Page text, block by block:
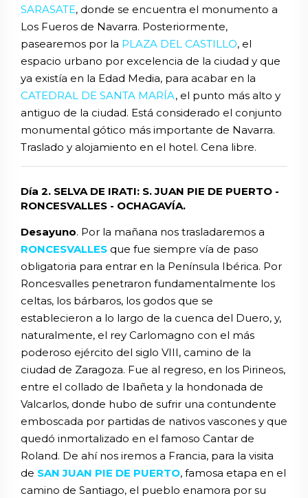
SARASATE, donde se encuentra el monumento a
Los Fueros de Navarra. Posteriormente,
pasearemos por la PLAZA DEL CASTILLO, el
espacio urbano por excelencia de la ciudad y que
ya existía en la Edad Media, para acabar en la
CATEDRAL DE SANTA MARÍA, el punto más alto y
antiguo de la ciudad. Está considerado el conjunto
monumental gótico más importante de Navarra.
Traslado y alojamiento en el hotel. Cena libre.
Día 2. SELVA DE IRATI: S. JUAN PIE DE PUERTO -
RONCESVALLES - OCHAGAVÍA.
Desayuno. Por la mañana nos trasladaremos a
RONCESVALLES que fue siempre vía de paso
obligatoria para entrar en la Península Ibérica. Por
Roncesvalles penetraron fundamentalmente los
celtas, los bárbaros, los godos que se
establecieron a lo largo de la cuenca del Duero, y,
naturalmente, el rey Carlomagno con el más
poderoso ejército del siglo VIII, camino de la
ciudad de Zaragoza. Fue al regreso, en los Pirineos,
entre el collado de Ibañeta y la hondonada de
Valcarlos, donde hubo de sufrir una contundente
emboscada por partidas de nativos vascones y que
quedó inmortalizado en el famoso Cantar de
Roland. De ahí nos iremos a Francia, para la visita
de SAN JUAN PIE DE PUERTO, famosa etapa en el
camino de Santiago, el pueblo enamora por su